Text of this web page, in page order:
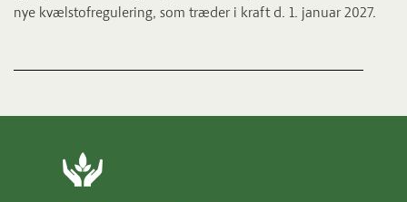
nye kvælstofregulering, som træder i kraft d. 1. januar 2027.